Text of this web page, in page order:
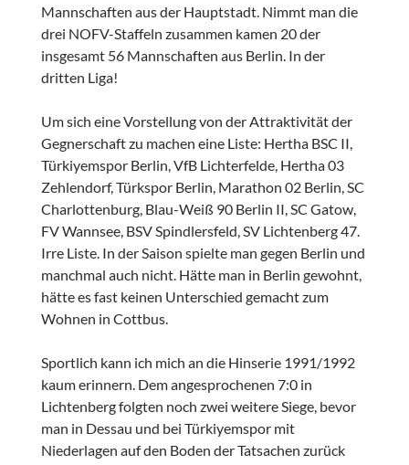
Mannschaften aus der Hauptstadt. Nimmt man die
drei NOFV-Staffeln zusammen kamen 20 der
insgesamt 56 Mannschaften aus Berlin. In der
dritten Liga!
Um sich eine Vorstellung von der Attraktivität der
Gegnerschaft zu machen eine Liste: Hertha BSC II,
Türkiyemspor Berlin, VfB Lichterfelde, Hertha 03
Zehlendorf, Türkspor Berlin, Marathon 02 Berlin, SC
Charlottenburg, Blau-Weiß 90 Berlin II, SC Gatow,
FV Wannsee, BSV Spindlersfeld, SV Lichtenberg 47.
Irre Liste. In der Saison spielte man gegen Berlin und
manchmal auch nicht. Hätte man in Berlin gewohnt,
hätte es fast keinen Unterschied gemacht zum
Wohnen in Cottbus.
Sportlich kann ich mich an die Hinserie 1991/1992
kaum erinnern. Dem angesprochenen 7:0 in
Lichtenberg folgten noch zwei weitere Siege, bevor
man in Dessau und bei Türkiyemspor mit
Niederlagen auf den Boden der Tatsachen zurück